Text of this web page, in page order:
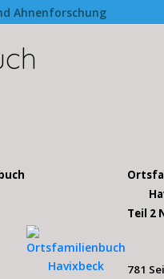
Teil 2
781